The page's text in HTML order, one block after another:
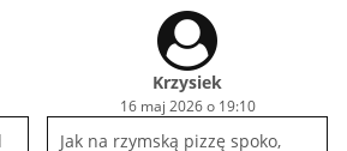
Krzysiek
16 maj 2026 o 19:10
Jak na rzymską pizzę spoko,